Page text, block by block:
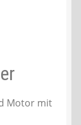
Motor mit